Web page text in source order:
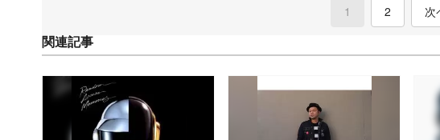
1 (current)
2 次
関連記事